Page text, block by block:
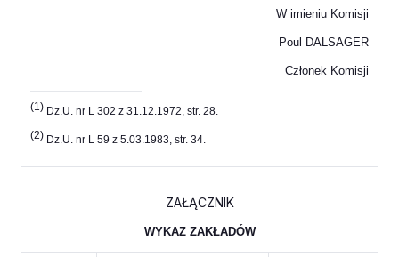
W imieniu Komisji
Poul DALSAGER
Członek Komisji
(1) Dz.U. nr L 302 z 31.12.1972, str. 28.
(2) Dz.U. nr L 59 z 5.03.1983, str. 34.
ZAŁĄCZNIK
WYKAZ ZAKŁADÓW